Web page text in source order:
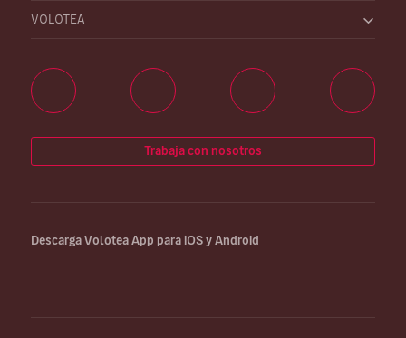
VOLOTEA
Trabaja con nosotros
Descarga Volotea App para iOS y Android